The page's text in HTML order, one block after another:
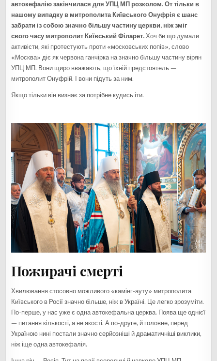
автокефалію закінчилася для УПЦ МП розколом. От тільки в
нашому випадку в митрополита Київського Онуфрія є шанс
забрати із собоюзначно більшу частину церкви, ніж зміг
свого часу митрополит Київський Філарет.Хоч би що думали
активісти, які протестують проти «московських попів», слово
«Москва» діє як червона ганчірка на значно більшу частину вірян
УПЦ МП. Вони щиро вважають, що їхній предстоятель —
митрополит Онуфрій. І вони підуть за ним.
Якщо тільки він визнає за потрібне кудись іти.
Пожирачі смерті
Хвилювання стосовно можливого «камінг-ауту» митрополита
Київського в Росії значно більше, ніж в Україні. Це легко зрозуміти.
По-перше, у нас уже є одна автокефальна церква. Поява ще однієї
— питання кількості, а не якості. А по-друге, й головне, перед
Україною нині постали значно серйозніші й драматичніші виклики,
ніж іще одна автокефалія.